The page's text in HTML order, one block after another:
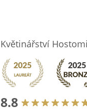
Květinářství
8.8